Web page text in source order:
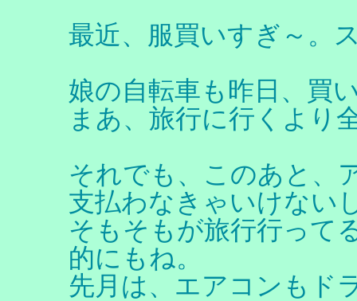
最近、服買いすぎ～。
娘の自転車も昨日、買
まあ、旅行に行くより
それでも、このあと、
支払わなきゃいけない
そもそもが旅行行って
的にもね。
先月は、エアコンもド